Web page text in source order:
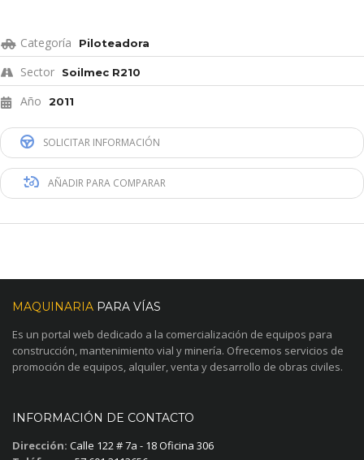
Categoría Piloteadora
Sector Soilmec R210
Año 2011
SOLICITAR INFORMACIÓN
AÑADIR PARA COMPARAR
MAQUINARIA PARA VÍAS
Es un portal web dedicado a la comercialización de equipos para
construcción, mantenimiento vial y minería. Ofrecemos servicios de
promoción de equipos, alquiler, venta y desarrollo de obras civiles.
INFORMACIÓN DE CONTACTO
Dirección: Calle 122 # 7a - 18 Oficina 306